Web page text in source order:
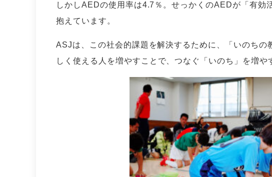
しかしAEDの使用率は4.7％。せっかくのAEDが「有効
抱えています。
ASJは、この社会的課題を解決するために、「いのちの
しく使える人を増やすことで、つなぐ「いのち」を増や